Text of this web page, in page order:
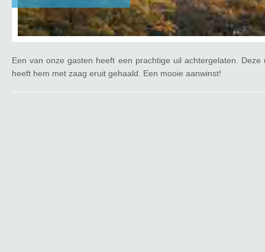
Een van onze gasten heeft een prachtige uil achtergelaten.
heeft hem met zaag eruit gehaald. Een mooie aanwinst!